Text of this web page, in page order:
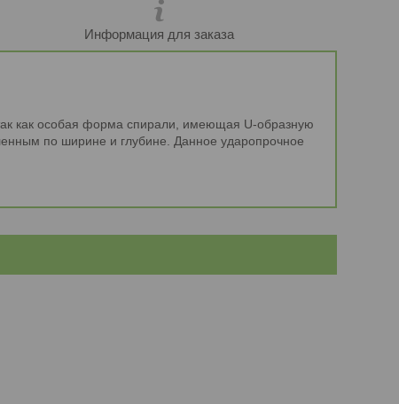
Информация для заказа
как особая форма спирали, имеющая U-образную
по ширине и глубине. Данное ударопрочное